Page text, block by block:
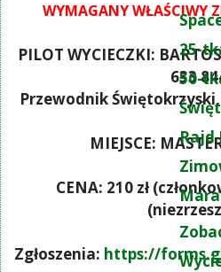
25-
50-
Rajd
WYMAGANY WŁAŚCIWY
PILOT WYCIECZKI:
633
Przewodnik
MIEJSCE:
CENA: 210 zł
Zgłoszenia: https://